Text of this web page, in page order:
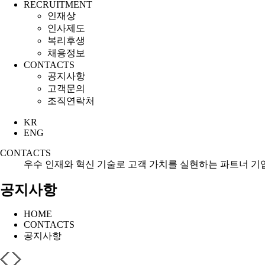
RECRUITMENT
인재상
인사제도
복리후생
채용정보
CONTACTS
공지사항
고객문의
조직연락처
KR
ENG
CONTACTS
우수 인재와 혁신 기술로 고객 가치를 실현하는 파트너 기
공지사항
HOME
CONTACTS
공지사항